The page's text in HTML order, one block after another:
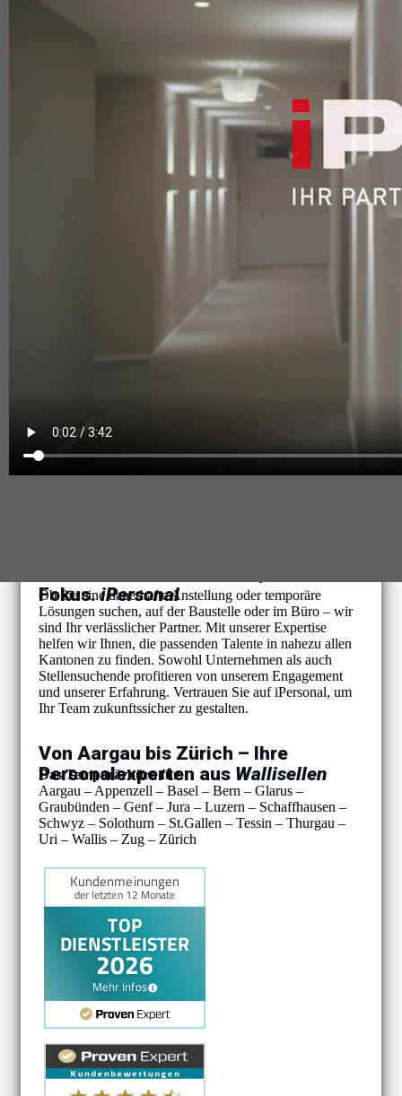
Fokus.iPersonal
Ob Sie eine dauerhafte Anstellung oder temporäre
Lösungen suchen, auf der Baustelle oder im Büro – wir
sind Ihr verlässlicher Partner. Mit unserer Expertise
helfen wir Ihnen, die passenden Talente in nahezu allen
Kantonen zu finden. Sowohl Unternehmen als auch
Stellensuchende profitieren von unserem Engagement
und unserer Erfahrung. Vertrauen Sie auf iPersonal, um
Ihr Team zukunftssicher zu gestalten.
Von Aargau bis Zürich – Ihre
Personalexperten aus Wallisellen
Das Temporärbüro für:
Aargau – Appenzell – Basel – Bern – Glarus –
Graubünden – Genf – Jura – Luzern – Schaffhausen –
Schwyz – Solothurn – St.Gallen – Tessin – Thurgau –
Uri – Wallis – Zug – Zürich